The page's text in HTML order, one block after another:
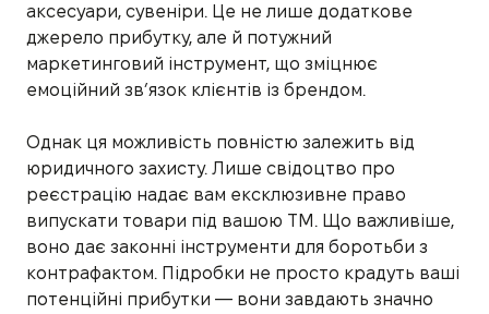
аксесуари, сувеніри. Це не лише додаткове
джерело прибутку, але й потужний
маркетинговий інструмент, що зміцнює
емоційний зв’язок клієнтів із брендом.
Однак ця можливість повністю залежить від
юридичного захисту. Лише свідоцтво про
реєстрацію надає вам ексклюзивне право
випускати товари під вашою ТМ. Що важливіше,
воно дає законні інструменти для боротьби з
контрафактом. Підробки не просто крадуть ваші
потенційні прибутки — вони завдають значно